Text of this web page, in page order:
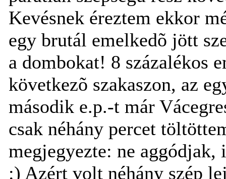
Kevésnek éreztem ekkor
egy brutál emelkedõ jött
a dombokat! 8 százalékos
következõ szakaszon, az
második e.p.-t már
csak néhány percet
megjegyezte: ne
:) Azért volt néhány szép